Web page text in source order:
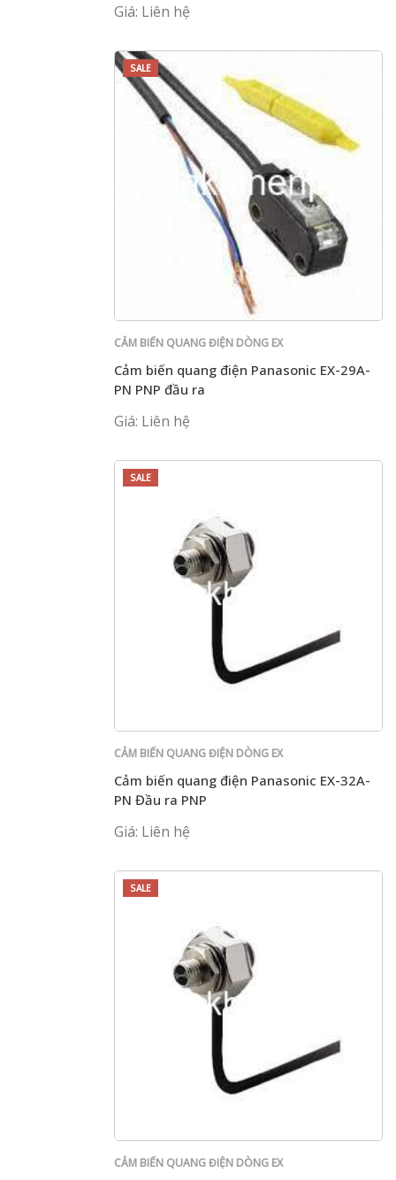
Giá: Liên hệ
SALE
CẢM BIẾN QUANG ĐIỆN DÒNG EX
Cảm biến quang điện Panasonic EX-29A-
PN PNP đầu ra
Giá: Liên hệ
SALE
CẢM BIẾN QUANG ĐIỆN DÒNG EX
Cảm biến quang điện Panasonic EX-32A-
PN Đầu ra PNP
Giá: Liên hệ
SALE
CẢM BIẾN QUANG ĐIỆN DÒNG EX